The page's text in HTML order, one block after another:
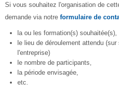
Si vous souhaitez l'organisation de
demande via notre formulaire de
la ou les formation(s) souhaitée(s),
le lieu de déroulement attendu
l'entreprise)
le nombre de participants,
la période envisagée,
etc.